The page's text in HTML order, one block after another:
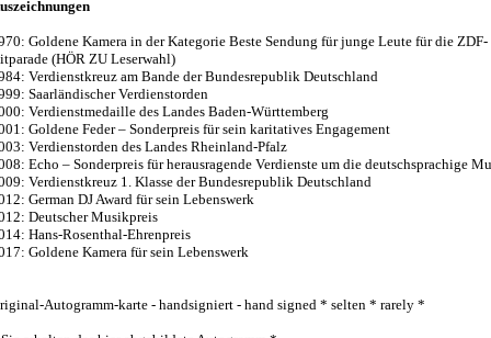
Goldene Kamera in der Kategorie Beste Sendung für junge Leute für die ZDF-
(HÖR ZU Leserwahl)
Verdienstkreuz am Bande der Bundesrepublik Deutschland
Saarländischer Verdienstorden
Verdienstmedaille des Landes Baden-Württemberg
Goldene Feder – Sonderpreis für sein karitatives Engagement
Verdienstorden des Landes Rheinland-Pfalz
Echo – Sonderpreis für herausragende Verdienste um die deutschsprachige
Verdienstkreuz 1. Klasse der Bundesrepublik Deutschland
German DJ Award für sein Lebenswerk
Deutscher Musikpreis
Hans-Rosenthal-Ehrenpreis
Goldene Kamera für sein Lebenswerk
Autogramm-karte - handsigniert - hand signed * selten * rarely *